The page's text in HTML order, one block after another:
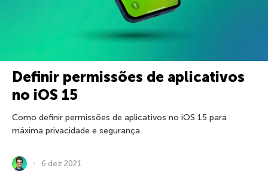
Definir permissões de aplicativos
no iOS 15
Como definir permissões de aplicativos no iOS 15 para
máxima privacidade e segurança
6 dez 2021